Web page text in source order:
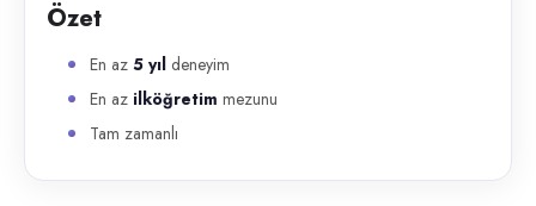
Özet
En az 5 yıl deneyim
En az ilköğretim mezunu
Tam zamanlı